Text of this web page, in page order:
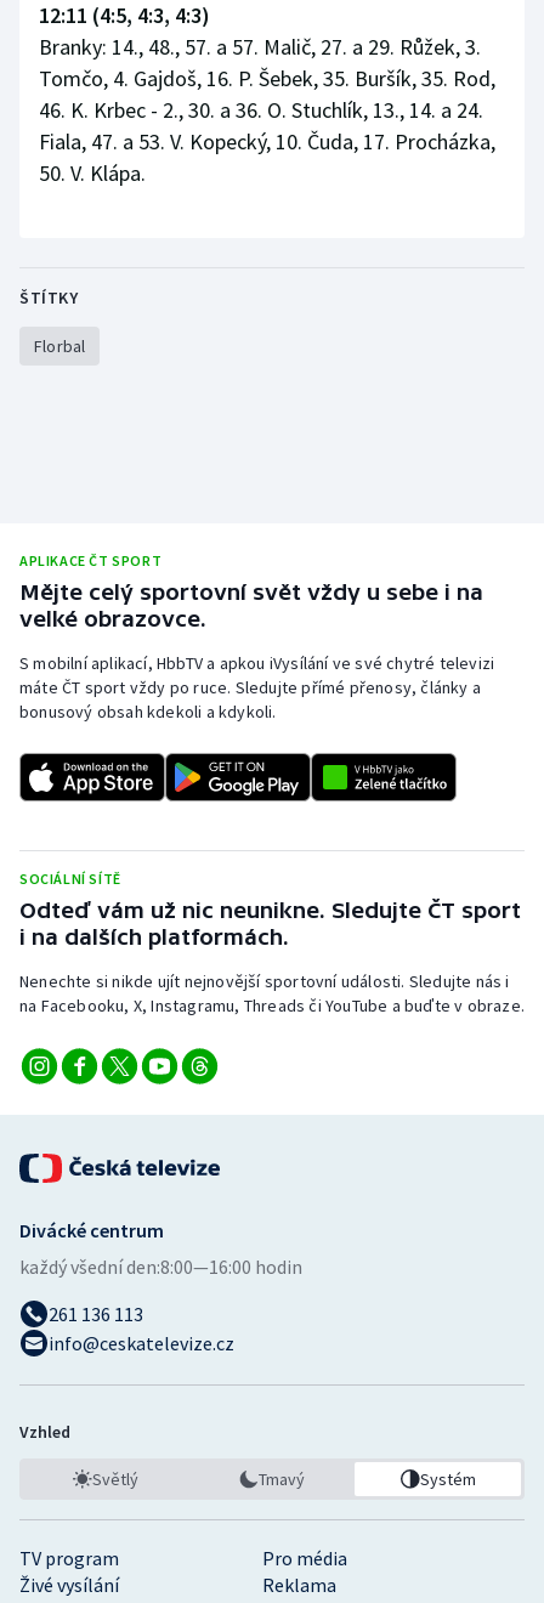
12:11 (4:5, 4:3, 4:3)
Branky: 14., 48., 57. a 57. Malič, 27. a 29. Růžek, 3.
Tomčo, 4. Gajdoš, 16. P. Šebek, 35. Buršík, 35. Rod,
46. K. Krbec - 2., 30. a 36. O. Stuchlík, 13., 14. a 24.
Fiala, 47. a 53. V. Kopecký, 10. Čuda, 17. Procházka,
50. V. Klápa.
ŠTÍTKY
Florbal
APLIKACE ČT SPORT
Mějte celý sportovní svět vždy u sebe i na
velké obrazovce.
S mobilní aplikací, HbbTV a apkou iVysílání ve své chytré televizi
máte ČT sport vždy po ruce. Sledujte přímé přenosy, články a
bonusový obsah kdekoli a kdykoli.
SOCIÁLNÍ SÍTĚ
Odteď vám už nic neunikne. Sledujte ČT sport
i na dalších platformách.
Nenechte si nikde ujít nejnovější sportovní události. Sledujte nás i
na Facebooku, X, Instagramu, Threads či YouTube a buďte v obraze.
TV program
Pro média
Živé vysílání
Reklama
Divácké centrum
každý všední den:8:00—16:00 hodin
261 136 113
info@ceskatelevize.cz
Vzhled
Světlý Tmavý Systém